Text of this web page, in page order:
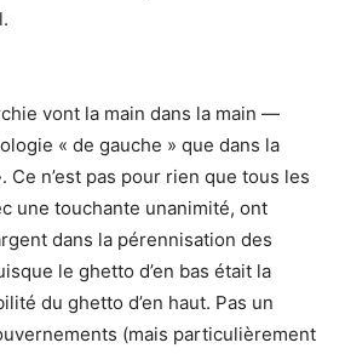
vont la main dans la main —
« de gauche » que dans la
Ce n’est pas pour rien que tous les
une touchante unanimité, ont
dans la pérennisation des
le ghetto d’en bas était la
du ghetto d’en haut. Pas un
(mais particulièrement